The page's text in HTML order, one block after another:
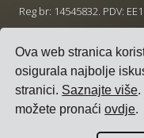
Ova web stranica
osigurala najbolje
stranici. Saznajte više.
možete pronaćiovdje.
Reg br: 14545832. PDV:
·
Uvjeti pružanja usluge|
kolačićima